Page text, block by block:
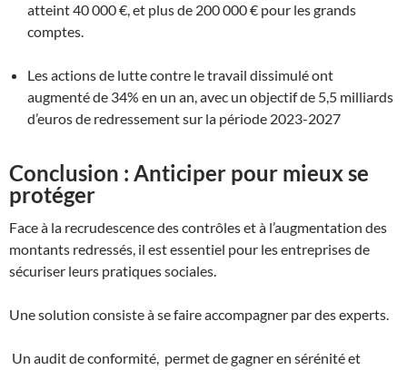
atteint 40 000 €, et plus de 200 000 € pour les grands
comptes.
Les actions de lutte contre le travail dissimulé ont
augmenté de 34% en un an, avec un objectif de 5,5 milliards
d’euros de redressement sur la période 2023-2027
Conclusion : Anticiper pour mieux se
protéger
Face à la recrudescence des contrôles et à l’augmentation des
montants redressés, il est essentiel pour les entreprises de
sécuriser leurs pratiques sociales.
Une solution consiste à se faire accompagner par des experts.
Un audit de conformité, permet de gagner en sérénité et